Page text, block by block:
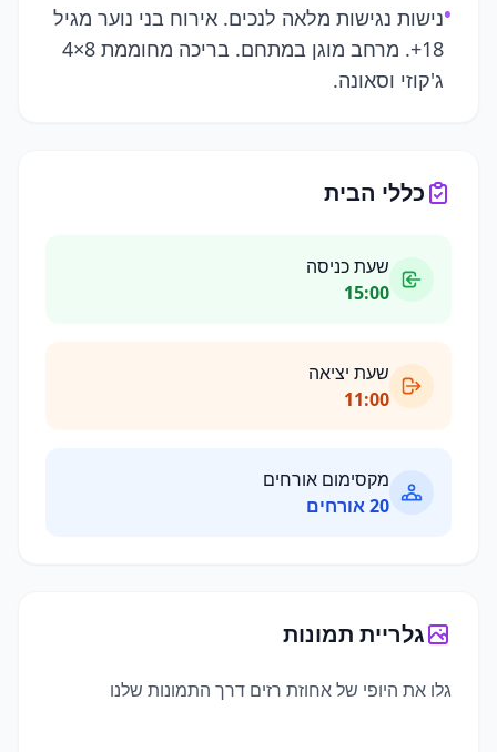
•נישות נגישות מלאה לנכים. אירוח בני נוער מגיל
18+. מרחב מוגן במתחם. בריכה מחוממת 8×4
ג'קוזי וסאונה.
כללי הבית
שעת כניסה
15:00
שעת יציאה
11:00
מקסימום אורחים
20אורחים
גלריית תמונות
גלו את היופי שלאחוזת רזים דרך התמונות שלנו